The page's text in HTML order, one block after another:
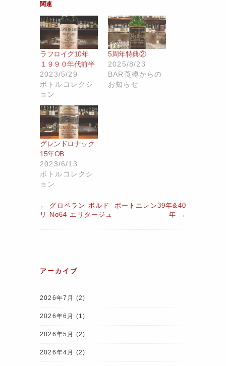
関連
ラフロイグ10年
１９９０年代前半
2023/5/29
ボトルコレクシ
ョン
5周年特典②
2025/8/23
BAR莨樽からの
お知らせ
グレンドロナック
15年OB
2023/6/13
ボトルコレクシ
ョン
← グロペラン ボルド
リ No64 エリタージュ
ポートエレン39年&40
年 →
アーカイブ
2026年7月 (2)
2026年6月 (1)
2026年5月 (2)
2026年4月 (2)